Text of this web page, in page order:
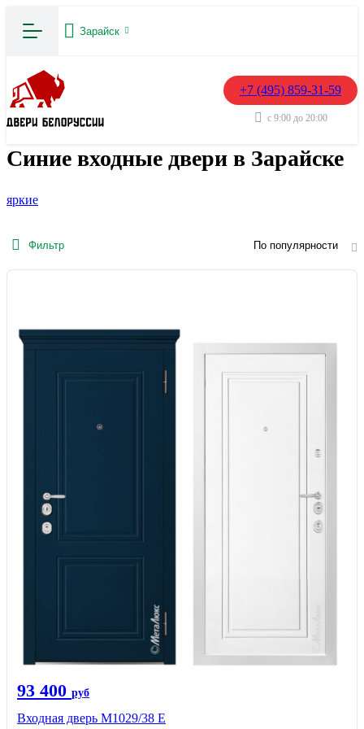
Зарайск
+7 (495) 859-31-59
с 9:00 до 20:00
Синие входные двери в Зарайске
яркие
Фильтр По популярности
93 400 руб
Входная дверь М1029/38 E